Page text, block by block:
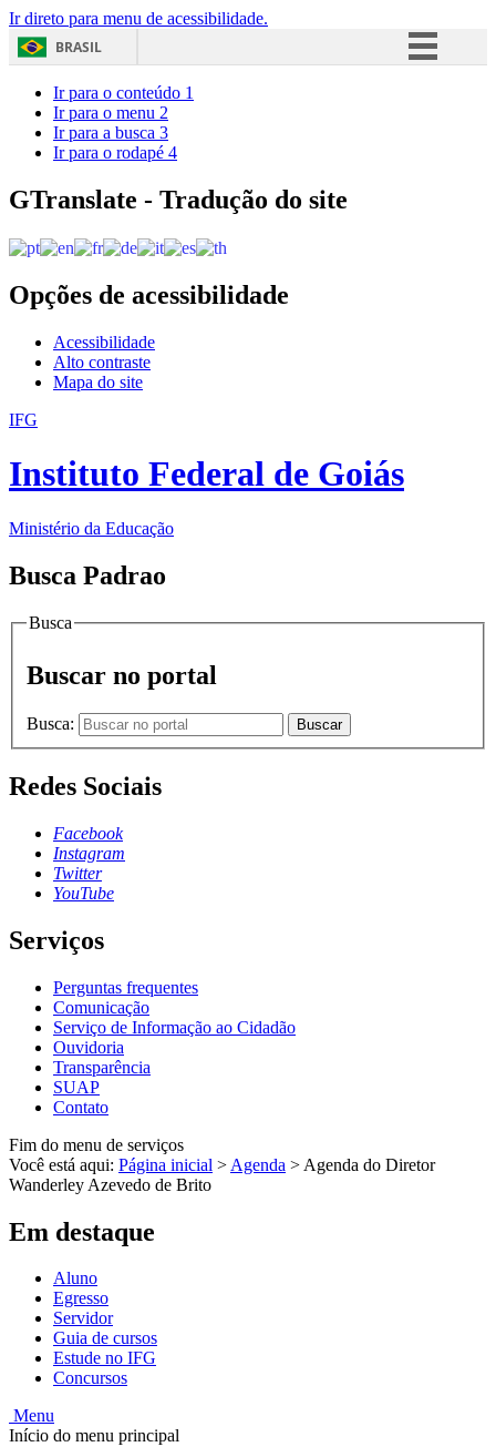
Ir direto para menu de acessibilidade.
BRASIL
Acesso à informação
Ir para o conteúdo 1
Ir para o menu 2
Ir para a busca 3
Ir para o rodapé 4
GTranslate - Tradução do site
Opções de acessibilidade
Acessibilidade
Alto contraste
Mapa do site
IFG
Instituto Federal de Goiás
Ministério da Educação
Busca Padrao
Busca
Buscar no portal
Busca: Buscar
Redes Sociais
Facebook
Instagram
Twitter
YouTube
Serviços
Perguntas frequentes
Comunicação
Serviço de Informação ao Cidadão
Ouvidoria
Transparência
SUAP
Contato
Fim do menu de serviços
Você está aqui: Página inicial > Agenda > Agenda do Diretor
Wanderley Azevedo de Brito
Em destaque
Aluno
Egresso
Servidor
Guia de cursos
Estude no IFG
Concursos
Menu
Início do menu principal